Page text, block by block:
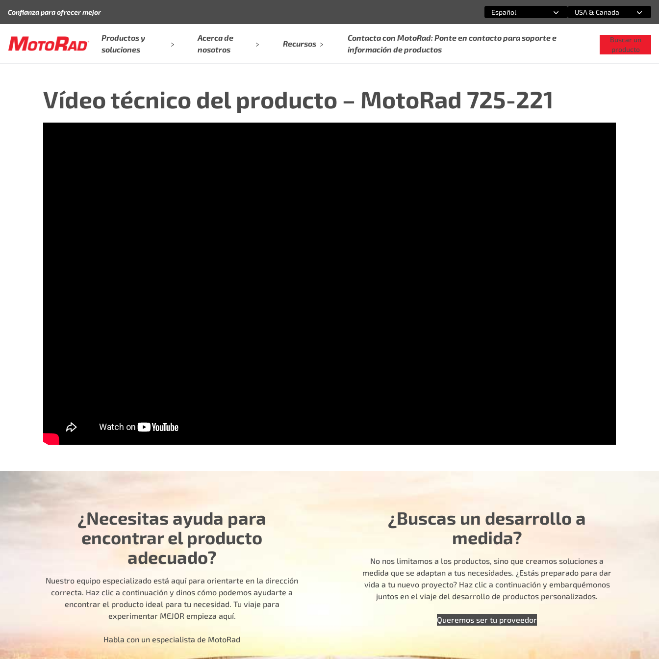
Confianza para ofrecer mejor
Selecciona una opción
Español
Selecciona una opción
USA & Canada
Productos y
soluciones
Acerca de
nosotros
Recursos
Contacta con MotoRad: Ponte en contacto para soporte e
información de productos
Buscar un
producto
Vídeo técnico del producto – MotoRad 725-221
¿Necesitas ayuda para
encontrar el producto
adecuado?
Nuestro equipo especializado está aquí para orientarte en la dirección
correcta. Haz clic a continuación y dinos cómo podemos ayudarte a
encontrar el producto ideal para tu necesidad. Tu viaje para
experimentar MEJOR empieza aquí.
Habla con un especialista de MotoRad
¿Buscas un desarrollo a
medida?
No nos limitamos a los productos, sino que creamos soluciones a
medida que se adaptan a tus necesidades. ¿Estás preparado para dar
vida a tu nuevo proyecto? Haz clic a continuación y embarquémonos
juntos en el viaje del desarrollo de productos personalizados.
Queremos ser tu proveedor